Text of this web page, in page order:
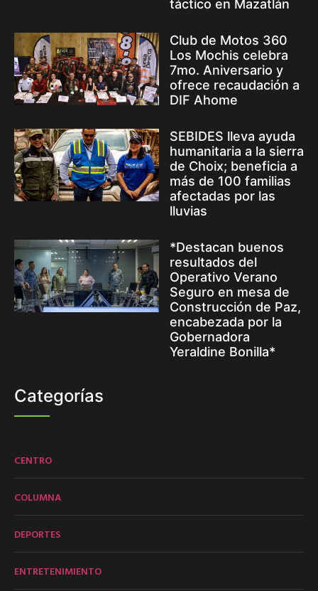
táctico en Mazatlán
Club de Motos 360
Los Mochis celebra
7mo. Aniversario y
ofrece recaudación a
DIF Ahome
SEBIDES lleva ayuda
humanitaria a la sierra
de Choix; beneficia a
más de 100 familias
afectadas por las
lluvias
*Destacan buenos
resultados del
Operativo Verano
Seguro en mesa de
Construcción de Paz,
encabezada por la
Gobernadora
Yeraldine Bonilla*
Categorías
CENTRO
COLUMNA
DEPORTES
ENTRETENIMIENTO